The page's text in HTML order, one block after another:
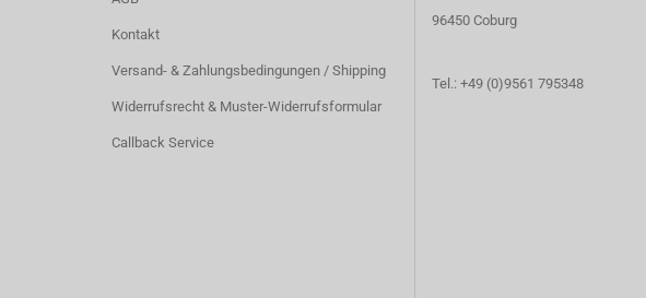
Kontakt
Versand- & Zahlungsbedingungen / Shipping
Widerrufsrecht & Muster-Widerrufsformular
Callback Service
96450 Coburg
Tel.: +49 (0)9561 795348